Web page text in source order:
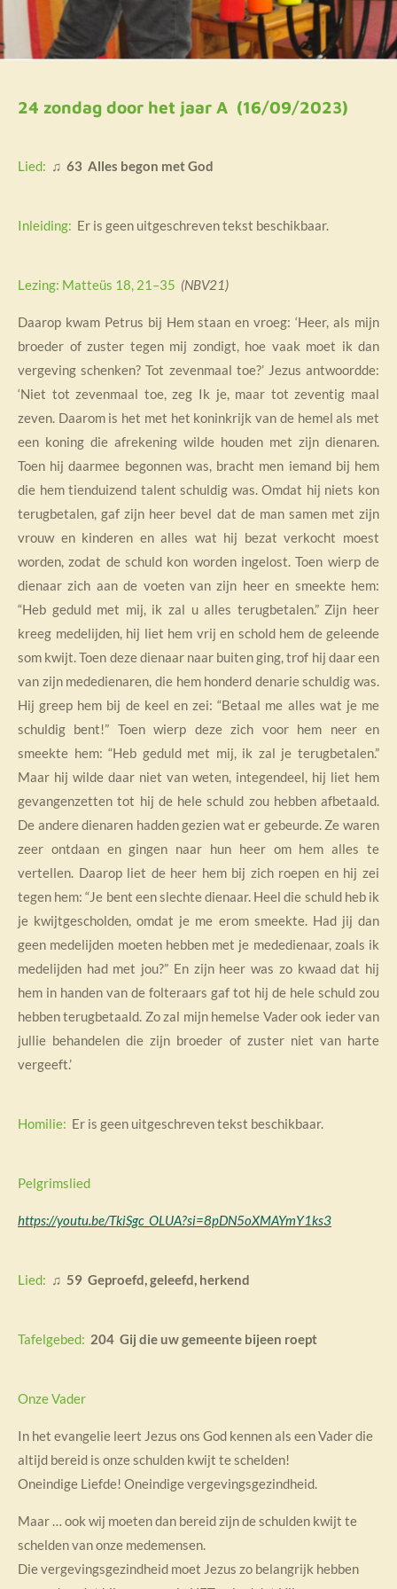
24 zondag door het jaar A (16/09/2023)
Lied: ♫ 63 Alles begon met God
Inleiding: Er is geen uitgeschreven tekst beschikbaar.
Lezing: Matteüs 18, 21–35 (NBV21)
Daarop kwam Petrus bij Hem staan en vroeg: ‘Heer, als mijn
broeder of zuster tegen mij zondigt, hoe vaak moet ik dan
vergeving schenken? Tot zevenmaal toe?’ Jezus antwoordde:
‘Niet tot zevenmaal toe, zeg Ik je, maar tot zeventig maal
zeven. Daarom is het met het koninkrijk van de hemel als met
een koning die afrekening wilde houden met zijn dienaren.
Toen hij daarmee begonnen was, bracht men iemand bij hem
die hem tienduizend talent schuldig was. Omdat hij niets kon
terugbetalen, gaf zijn heer bevel dat de man samen met zijn
vrouw en kinderen en alles wat hij bezat verkocht moest
worden, zodat de schuld kon worden ingelost. Toen wierp de
dienaar zich aan de voeten van zijn heer en smeekte hem:
“Heb geduld met mij, ik zal u alles terugbetalen.” Zijn heer
kreeg medelijden, hij liet hem vrij en schold hem de geleende
som kwijt. Toen deze dienaar naar buiten ging, trof hij daar een
van zijn mededienaren, die hem honderd denarie schuldig was.
Hij greep hem bij de keel en zei: “Betaal me alles wat je me
schuldig bent!” Toen wierp deze zich voor hem neer en
smeekte hem: “Heb geduld met mij, ik zal je terugbetalen.”
Maar hij wilde daar niet van weten, integendeel, hij liet hem
gevangenzetten tot hij de hele schuld zou hebben afbetaald.
De andere dienaren hadden gezien wat er gebeurde. Ze waren
zeer ontdaan en gingen naar hun heer om hem alles te
vertellen. Daarop liet de heer hem bij zich roepen en hij zei
tegen hem: “Je bent een slechte dienaar. Heel die schuld heb ik
je kwijtgescholden, omdat je me erom smeekte. Had jij dan
geen medelijden moeten hebben met je mededienaar, zoals ik
medelijden had met jou?” En zijn heer was zo kwaad dat hij
hem in handen van de folteraars gaf tot hij de hele schuld zou
hebben terugbetaald. Zo zal mijn hemelse Vader ook ieder van
jullie behandelen die zijn broeder of zuster niet van harte
vergeeft.’
Homilie: Er is geen uitgeschreven tekst beschikbaar.
Pelgrimslied
https://youtu.be/TkiSgc_OLUA?si=8pDN5oXMAYmY1ks3
Lied: ♫ 59 Geproefd, geleefd, herkend
Tafelgebed: 204 Gij die uw gemeente bijeen roept
Onze Vader
In het evangelie leert Jezus ons God kennenals een Vader die
altijd bereid is onze schulden kwijt te schelden!
Oneindige Liefde! Oneindige vergevingsgezindheid.
Maar … ook wij moeten dan bereid zijn de schulden kwijt te
schelden van onze medemensen.
Die vergevingsgezindheid moet Jezus zo belangrijk hebben